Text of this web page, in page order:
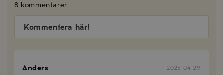
8 kommentarer
Kommentera här!
Anders 2025-04-29